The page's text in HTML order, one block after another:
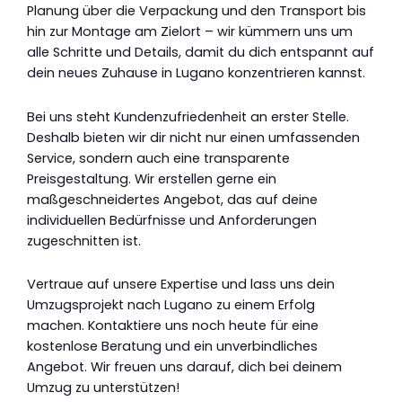
Planung über die Verpackung und den Transport bis
hin zur Montage am Zielort – wir kümmern uns um
alle Schritte und Details, damit du dich entspannt auf
dein neues Zuhause in Lugano konzentrieren kannst.
Bei uns steht Kundenzufriedenheit an erster Stelle.
Deshalb bieten wir dir nicht nur einen umfassenden
Service, sondern auch eine transparente
Preisgestaltung. Wir erstellen gerne ein
maßgeschneidertes Angebot, das auf deine
individuellen Bedürfnisse und Anforderungen
zugeschnitten ist.
Vertraue auf unsere Expertise und lass uns dein
Umzugsprojekt nach Lugano zu einem Erfolg
machen. Kontaktiere uns noch heute für eine
kostenlose Beratung und ein unverbindliches
Angebot. Wir freuen uns darauf, dich bei deinem
Umzug zu unterstützen!